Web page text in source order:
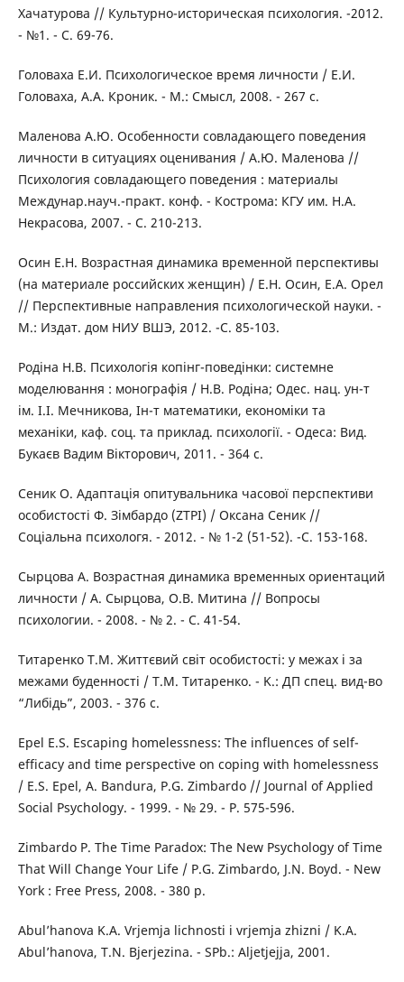
Хачатурова // Культурно-историческая психология. -2012.
- №1. - С. 69-76.
Головаха Е.И. Психологическое время личности / Е.И.
Головаха, A.A. Кроник. - М.: Смысл, 2008. - 267 с.
Маленова А.Ю. Особенности совладающего поведения
личности в ситуациях оценивания / А.Ю. Маленова //
Психология совладающего поведения : материалы
Междунар.науч.-практ. конф. - Кострома: КГУ им. Н.А.
Некрасова, 2007. - C. 210-213.
Осин Е.Н. Возрастная динамика временной перспективы
(на материале российских женщин) / Е.Н. Осин, Е.А. Орел
// Перспективные направления психологической науки. -
М.: Издат. дом НИУ ВШЭ, 2012. -C. 85-103.
Родіна Н.В. Психологія копінг-поведінки: системне
моделювання : монографія / Н.В. Родіна; Одес. нац. ун-т
ім. І.І. Мечникова, Ін-т математики, економіки та
механіки, каф. соц. та приклад. психології. - Одеса: Вид.
Букаєв Вадим Вікторович, 2011. - 364 с.
Сеник О. Адаптація опитувальника часової перспективи
особистості Ф. Зімбардо (ZTPI) / Оксана Сеник //
Соціальна психологя. - 2012. - № 1-2 (51-52). -С. 153-168.
Сырцова А. Возрастная динамика временных ориентаций
личности / А. Сырцова, О.В. Митина // Вопросы
психологии. - 2008. - № 2. - С. 41-54.
Титаренко Т.М. Життєвий світ особистості: у межах і за
межами буденності / Т.М. Титаренко. - K.: ДП спец. вид-во
“Либідь”, 2003. - 376 с.
Epel E.S. Escaping homelessness: The influences of self-
efficacy and time perspective on coping with homelessness
/ E.S. Epel, A. Bandura, P.G. Zimbardo // Journal of Applied
Social Psychology. - 1999. - № 29. - P. 575-596.
Zimbardo P. The Time Paradox: The New Psychology of Time
That Will Change Your Life / P.G. Zimbardo, J.N. Boyd. - New
York : Free Press, 2008. - 380 p.
Abul’hanova K.A. Vrjemja lichnosti i vrjemja zhizni / K.A.
Abul’hanova, T.N. Bjerjezina. - SPb.: Aljetjejja, 2001.